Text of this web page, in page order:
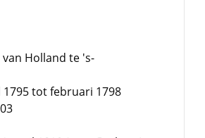
Holland te 's-
tot februari 1798